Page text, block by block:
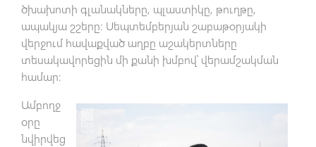
ծխախոտի գլանակները, պլաստիկը, թուղթը,
ապակյա շշերը։ Սեպտեմբերյան շաբաթօրյակի
վերջում հավաքված աղբը աշակերտները
տեսակավորեցին մի քանի խմբով՝ վերամշակման
համար։
Ամբողջ
օրը
նվիրվեց